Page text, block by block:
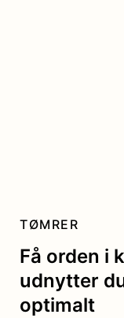
Få orden i
udnytter
optimalt
TØMRER